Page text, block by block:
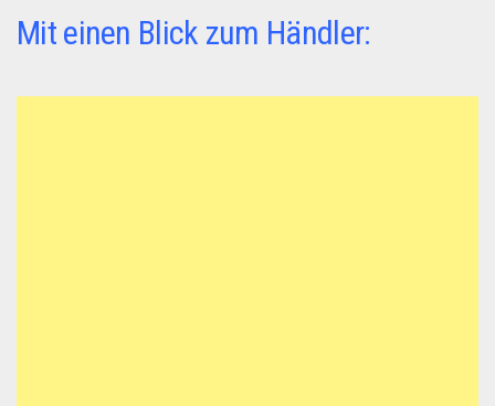
Mit einen Blick zum Händler: